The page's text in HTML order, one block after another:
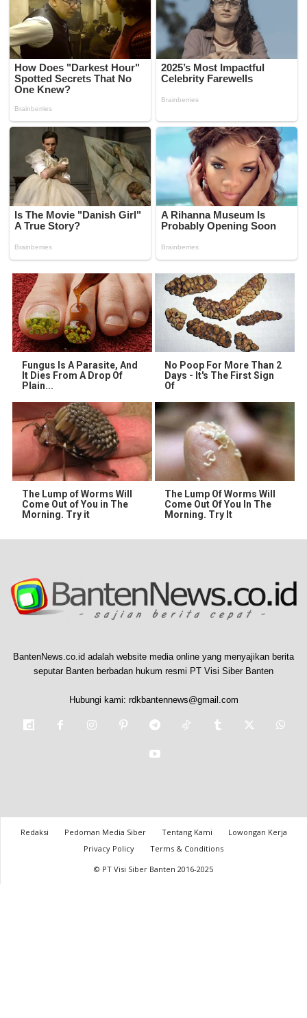
Fungus Is A Parasite, And
It Dies From A Drop Of
Plain...
No Poop For More Than 2
Days - It's The First Sign
Of
The Lump of Worms Will
Come Out of You in The
Morning. Try it
The Lump Of Worms Will
Come Out Of You In The
Morning. Try It
BantenNews.co.id adalah website media online yang menyajikan berita
seputar Banten berbadan hukum resmi PT Visi Siber Banten
Hubungi kami: rdkbantennews@gmail.com
Redaksi Pedoman Media Siber Tentang Kami
Lowongan Kerja
Privacy Policy
Terms & Conditions
© PT Visi Siber Banten 2016-2025